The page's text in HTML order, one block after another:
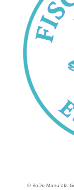
© BoDo Manufakt